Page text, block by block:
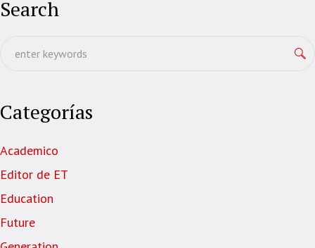
Search
Categorías
Academico
Editor de ET
Education
Future